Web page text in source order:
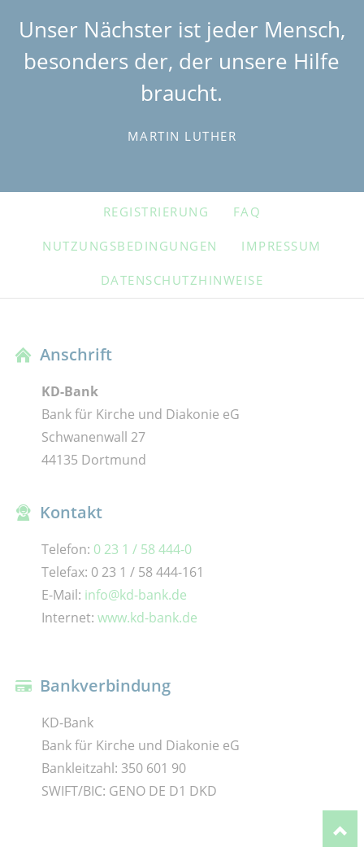
Unser Nächster ist jeder Mensch,
besonders der, der unsere Hilfe
braucht.
MARTIN LUTHER
NAVIGATION
REGISTRIERUNG FAQ
NUTZUNGSBEDINGUNGEN IMPRESSUM
DATENSCHUTZHINWEISE
Anschrift
KD-Bank
Bank für Kirche und Diakonie eG
Schwanenwall 27
44135 Dortmund
Kontakt
Telefon: 0 23 1 / 58 444-0
Telefax: 0 23 1 / 58 444-161
E-Mail: info@kd-bank.de
Internet: www.kd-bank.de
Bankverbindung
KD-Bank
Bank für Kirche und Diakonie eG
Bankleitzahl: 350 601 90
SWIFT/BIC: GENO DE D1 DKD